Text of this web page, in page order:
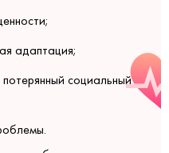
адаптация;
социальный